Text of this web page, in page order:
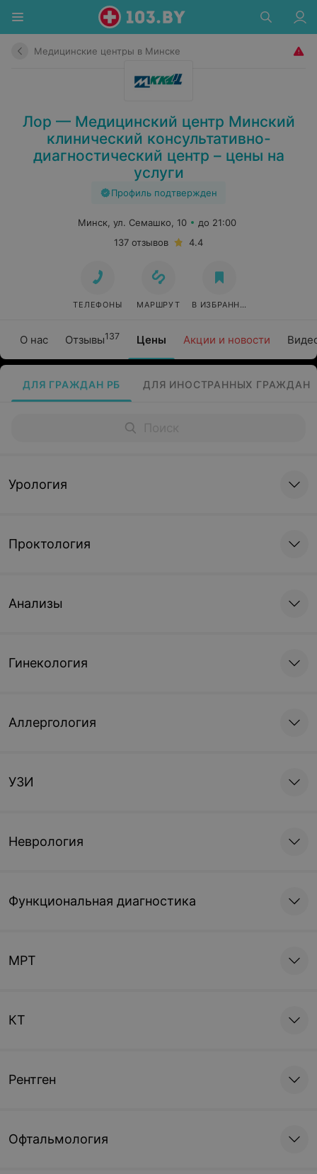
Медицинские центры в Минске
Лор — Медицинский центр Минский
клинический консультативно-
диагностический центр – цены на
услуги
Профиль подтвержден
О нас Отзывы137 Цены Акции и новости
Минск, ул. Семашко, 10
до 21:00
137 отзывов
4.4
ТЕЛЕФОНЫ МАРШРУТ В ИЗБРАННОЕ
ДЛЯ ГРАЖДАН РБ ДЛЯ ИНОСТРАННЫХ ГРАЖДАН
Урология
Проктология
Анализы
Гинекология
Аллергология
УЗИ
Неврология
Функциональная диагностика
МРТ
КТ
Рентген
Офтальмология